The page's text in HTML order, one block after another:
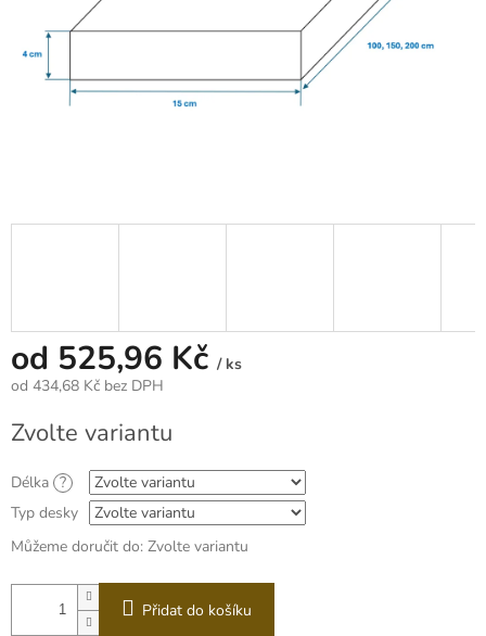
od 525,96 Kč / ks
od 434,68 Kč bez DPH
cena:
Zvolte variantu
Délka ?
Typ desky
Můžeme doručit do: Zvolte variantu
Přidat do košíku